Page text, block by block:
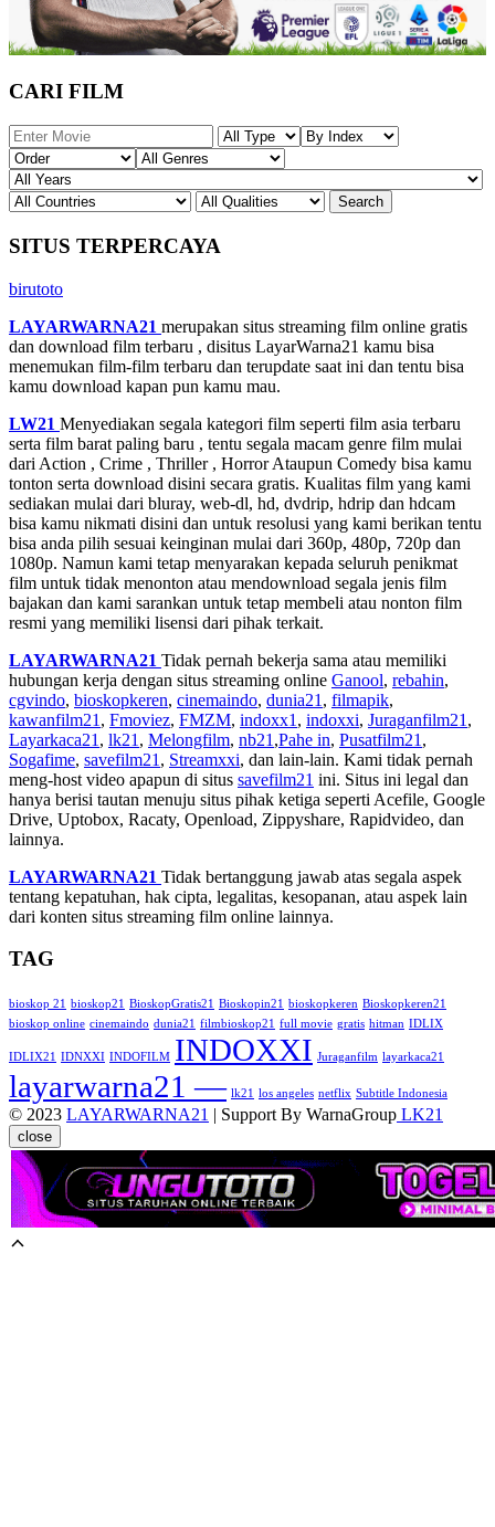
CARI FILM
SITUS TERPERCAYA
birutoto
LAYARWARNA21 merupakan situs streaming film online gratis
dan download film terbaru , disitus LayarWarna21 kamu bisa
menemukan film-film terbaru dan terupdate saat ini dan tentu bisa
kamu download kapan pun kamu mau.
LW21 Menyediakan segala kategori film seperti film asia terbaru
serta film barat paling baru , tentu segala macam genre film mulai
dari Action , Crime , Thriller , Horror Ataupun Comedy bisa kamu
tonton serta download disini secara gratis. Kualitas film yang kami
sediakan mulai dari bluray, web-dl, hd, dvdrip, hdrip dan hdcam
bisa kamu nikmati disini dan untuk resolusi yang kami berikan tentu
bisa anda pilih sesuai keinginan mulai dari 360p, 480p, 720p dan
1080p. Namun kami tetap menyarakan kepada seluruh penikmat
film untuk tidak menonton atau mendownload segala jenis film
bajakan dan kami sarankan untuk tetap membeli atau nonton film
resmi yang memiliki lisensi dari pihak terkait.
LAYARWARNA21 Tidak pernah bekerja sama atau memiliki
hubungan kerja dengan situs streaming online Ganool, rebahin,
cgvindo, bioskopkeren, cinemaindo, dunia21 , filmapik,
kawanfilm21 , Fmoviez, FMZM, indoxx1 , indoxxi, Juraganfilm21 ,
Layarkaca21 , lk21 , Melongfilm, nb21 ,Pahe in, Pusatfilm21 ,
Sogafime, savefilm21 , Streamxxi, dan lain-lain. Kami tidak pernah
meng-host video apapun di situs savefilm21 ini. Situs ini legal dan
hanya berisi tautan menuju situs pihak ketiga seperti Acefile, Google
Drive, Uptobox, Racaty, Openload, Zippyshare, Rapidvideo, dan
lainnya.
LAYARWARNA21 Tidak bertanggung jawab atas segala aspek
tentang kepatuhan, hak cipta, legalitas, kesopanan, atau aspek lain
dari konten situs streaming film online lainnya.
TAG
bioskop 21 bioskop21 BioskopGratis21 Bioskopin21 bioskopkeren Bioskopkeren21
bioskop online cinemaindo dunia21 filmbioskop21 full movie gratis hitman IDLIX
IDLIX21 IDNXXI INDOFILM INDOXXI Juraganfilm layarkaca21
layarwarna21 — lk21 los angeles netflix Subtitle Indonesia
© 2023 LAYARWARNA21 | Support By WarnaGroup LK21
close